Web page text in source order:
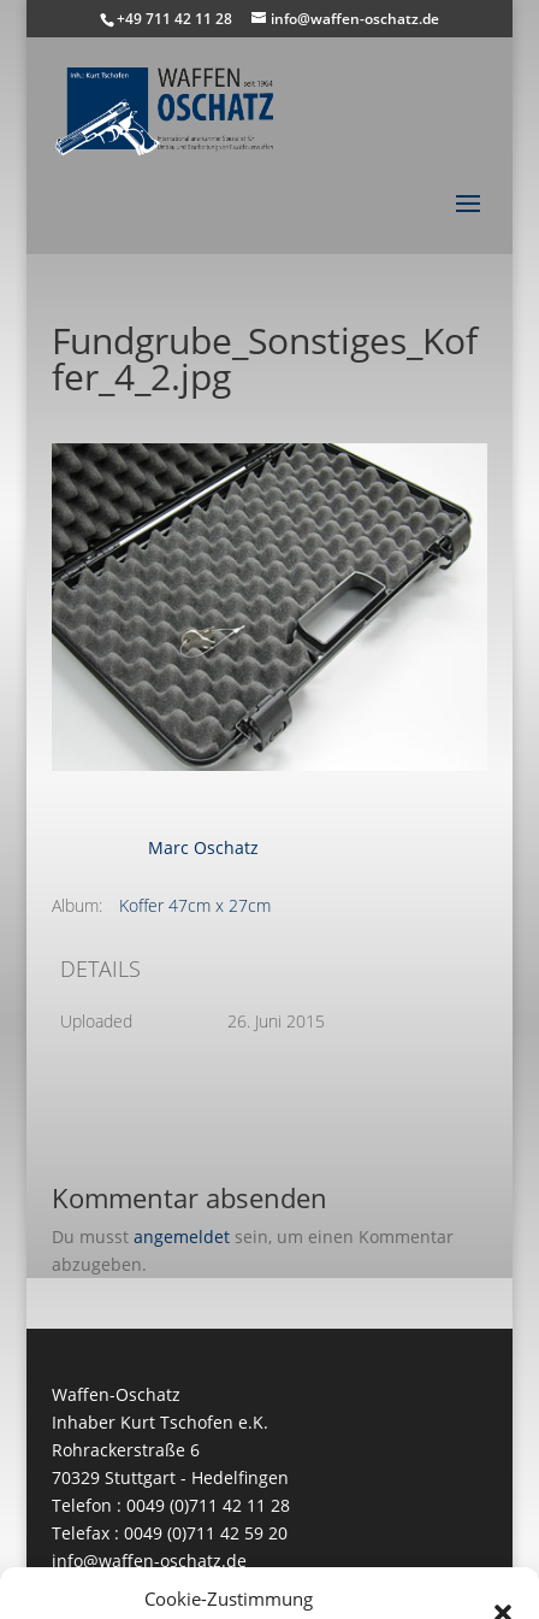
Cookie-Zustimmung
+49 711 42 11 28 info@waffen-oschatz.de
Fundgrube_Sonstiges_Kof
fer_4_2.jpg
Marc Oschatz
Album: Koffer 47cm x 27cm
DETAILS
Uploaded 26. Juni 2015
Kommentar absenden
Du musst angemeldetsein, um einen Kommentar
abzugeben.
Waffen-Oschatz
Inhaber Kurt Tschofen e.K.
Rohrackerstraße 6
70329 Stuttgart - Hedelfingen
Telefon : 0049 (0)711 42 11 28
Telefax : 0049 (0)711 42 59 20
info@waffen-oschatz.de
https://www.waffen-oschatz.de